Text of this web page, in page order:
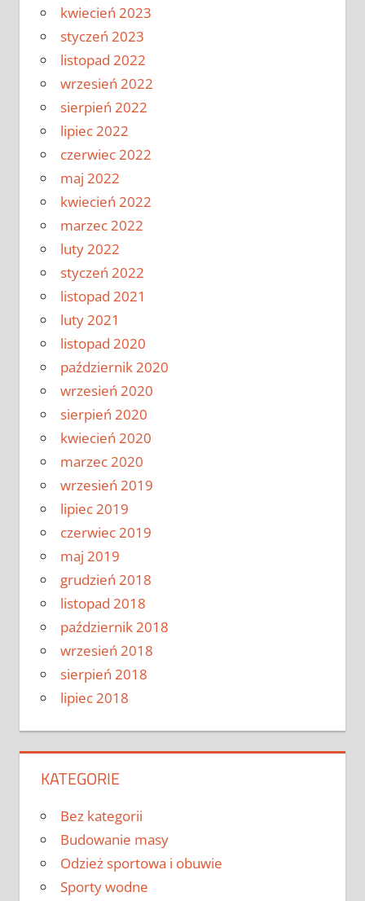
kwiecień 2023
styczeń 2023
listopad 2022
wrzesień 2022
sierpień 2022
lipiec 2022
czerwiec 2022
maj 2022
kwiecień 2022
marzec 2022
luty 2022
styczeń 2022
listopad 2021
luty 2021
listopad 2020
październik 2020
wrzesień 2020
sierpień 2020
kwiecień 2020
marzec 2020
wrzesień 2019
lipiec 2019
czerwiec 2019
maj 2019
grudzień 2018
listopad 2018
październik 2018
wrzesień 2018
sierpień 2018
lipiec 2018
KATEGORIE
Bez kategorii
Budowanie masy
Odzież sportowa i obuwie
Sporty wodne